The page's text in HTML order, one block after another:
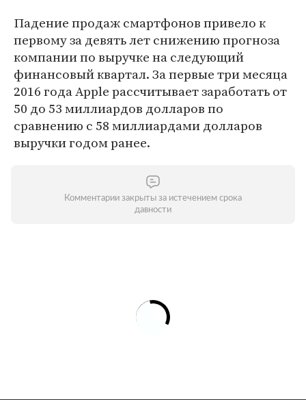
Падение продаж смартфонов привело к
первому за девять лет снижению прогноза
компании по выручке на следующий
финансовый квартал. За первые три месяца
2016 года Apple рассчитывает заработать от
50 до 53 миллиардов долларов по
сравнению с 58 миллиардами долларов
выручки годом ранее.
Комментарии закрыты за истечением срока
давности